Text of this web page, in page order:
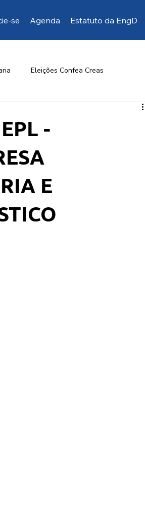
se Agenda Estatuto da EngD
Eleições Confea Creas
Opinião
-
E